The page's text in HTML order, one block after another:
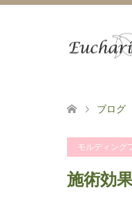
ブログ
モルディング
施術効